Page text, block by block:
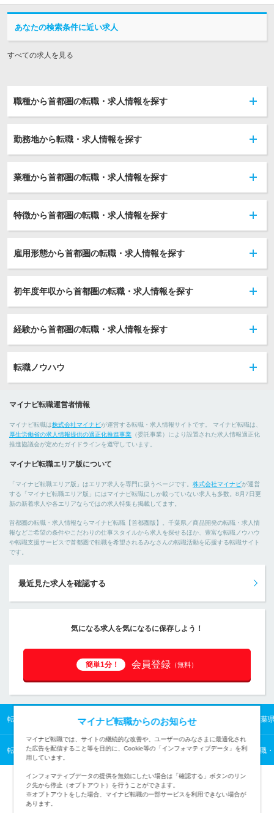
あなたの検索条件に近い求人
すべての求人を見る
職種から首都圏の転職・求人情報を探す
勤務地から転職・求人情報を探す
業種から首都圏の転職・求人情報を探す
特徴から首都圏の転職・求人情報を探す
雇用形態から首都圏の転職・求人情報を探す
初年度年収から首都圏の転職・求人情報を探す
経験から首都圏の転職・求人情報を探す
転職ノウハウ
マイナビ転職運営者情報
マイナビ転職は株式会社マイナビが運営する転職・求人情報サイトです。 マイナビ転職は、
厚生労働省の求人情報提供の適正化推進事業 （委託事業）により設置された求人情報適正化
推進協議会が定めたガイドラインを遵守しています。
マイナビ転職エリア版について
「マイナビ転職エリア版」はエリア求人を専門に扱うページです。 株式会社マイナビが運営
する「マイナビ転職エリア版」にはマイナビ転職にしか載っていない求人も多数。8月7日更
新の新着求人や各エリアならではの求人特集も掲載してます。
首都圏の転職・求人情報ならマイナビ転職【首都圏版】。千葉県／商品開発の転職・求人情
報などご希望の条件やこだわりの仕事スタイルから求人を探せるほか、豊富な転職ノウハウ
や転職支援サービスで首都圏で転職を希望されるみなさんの転職活動を応援する転職サイト
です。
最近見た求人を確認する
気になる求人を気になるに保存しよう！
簡単1分！ 会員登録 （無料）
転職TOP 首都圏の転職・求人情報TOP 千葉県の転職・求人情報TOP 千葉
転職TOP 医薬・食品・化学・素材から探す 医薬・食品・化学・素材の転職
マイナビ転職からのお知らせ
マイナビ転職では、サイトの継続的な改善や、ユーザーのみなさまに最適化され
た広告を配信すること等を目的に、Cookie等の「インフォマティブデータ」を利
用しています。
インフォマティブデータの提供を無効にしたい場合は「確認する」ボタンのリン
ク先から停止（オプトアウト）を行うことができます。
※オプトアウトをした場合、マイナビ転職の一部サービスを利用できない場合が
あります。